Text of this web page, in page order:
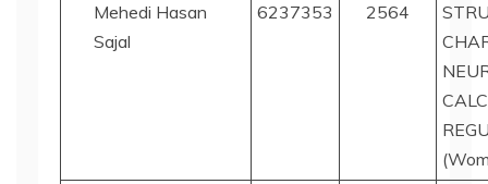
Mehedi Hasan
Sajal
6237353 2564